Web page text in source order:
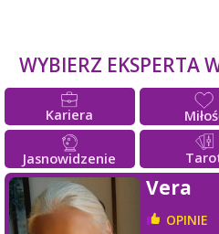
WYBIERZ EKSPERTA
Kariera
Jasnowidzenie
Vera
OPINIE